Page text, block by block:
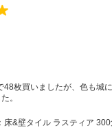
48枚買いましたが、色も城
。
床&壁タイル ラスティア